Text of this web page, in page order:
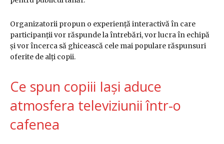
Organizatorii propun o experiență interactivă în care
participanții vor răspunde la întrebări, vor lucra în echipă
și vor încerca să ghicească cele mai populare răspunsuri
oferite de alți copii.
Ce spun copiii Iași aduce
atmosfera televiziunii într-o
cafenea